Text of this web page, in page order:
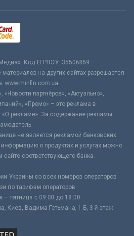
Код ЕГРПОУ: 35506859
на других сайтах разрешается
www.minfin.com.ua
партнёров», «Актуально»,
«Промо» – это реклама в
рекламе». За содержание рекламы
не является рекламой банковских
о продуктах и услугах можно
соответствующего банка.
Украины со всех номеров операторов
по тарифам операторов
– пятница с 09:00 до 18:00
Киев, Вадима Гетьмана, 1-Б, 3-й этаж